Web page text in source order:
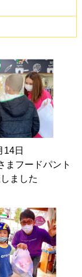
14日
まフードパント
ました